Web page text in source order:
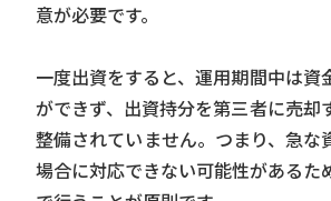
意が必要です。
一度出資をすると、運用期間中は資
ができず、出資持分を第三者に売却
整備されていません。つまり、急な
場合に対応できない可能性があるた